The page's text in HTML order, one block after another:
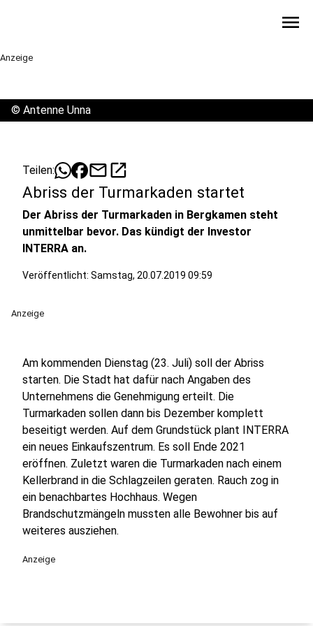
menu
Anzeige
© Antenne Unna
Teilen: mailopen_in_new
Abriss der Turmarkaden startet
Der Abriss der Turmarkaden in Bergkamen steht
unmittelbar bevor. Das kündigt der Investor
INTERRA an.
Veröffentlicht: Samstag, 20.07.2019 09:59
Anzeige
Am kommenden Dienstag (23. Juli) soll der Abriss
starten. Die Stadt hat dafür nach Angaben des
Unternehmens die Genehmigung erteilt. Die
Turmarkaden sollen dann bis Dezember komplett
beseitigt werden. Auf dem Grundstück plant INTERRA
ein neues Einkaufszentrum. Es soll Ende 2021
eröffnen. Zuletzt waren die Turmarkaden nach einem
Kellerbrand in die Schlagzeilen geraten. Rauch zog in
ein benachbartes Hochhaus. Wegen
Brandschutzmängeln mussten alle Bewohner bis auf
weiteres ausziehen.
Anzeige